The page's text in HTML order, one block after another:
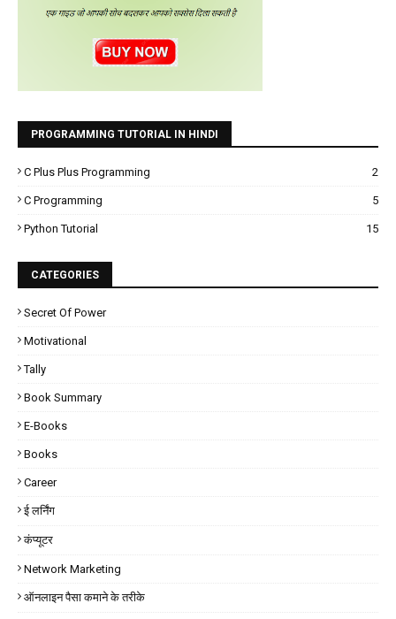
PROGRAMMING TUTORIAL IN HINDI
C Plus Plus Programming 2
C Programming 5
Python Tutorial 15
CATEGORIES
Secret Of Power
Motivational
Tally
Book Summary
E-Books
Books
Career
ई लर्निंग
कंप्यूटर
Network Marketing
ऑनलाइन पैसा कमाने के तरीके